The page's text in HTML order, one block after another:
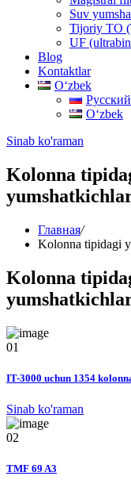
Suv
Tijoriy TO
UF
Blog
Kontaktlar
Oʻzbek
Русский
Oʻzbek
Sinab ko'raman
Kolonna
Главная/
Kolonna tipidagi
Kolonna
01
IT-3000 uchun 1354
Sinab ko'raman
02
TMF 69 A3